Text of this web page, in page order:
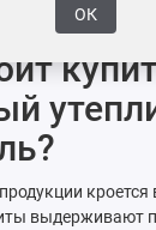
кроется
выдерживают
ОК